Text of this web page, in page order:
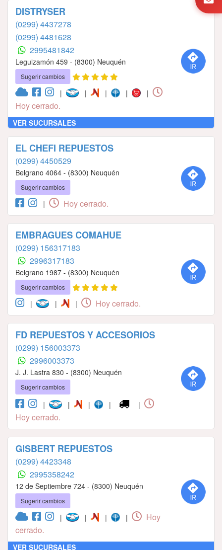
DISTRYSER
(0299) 4437278
(0299) 4481628
2995481842
Leguizamón 459 - (8300) Neuquén
Sugerir cambios
| | | | |
Hoy cerrado.
VER SUCURSALES
EL CHEFI REPUESTOS
(0299) 4450529
Belgrano 4064 - (8300) Neuquén
Sugerir cambios
| Hoy cerrado.
EMBRAGUES COMAHUE
(0299) 156317183
2996317183
Belgrano 1987 - (8300) Neuquén
Sugerir cambios
| | | Hoy cerrado.
FD REPUESTOS Y ACCESORIOS
(0299) 156003373
2996003373
J. J. Lastra 830 - (8300) Neuquén
Sugerir cambios
| | | | |
Hoy cerrado.
GISBERT REPUESTOS
(0299) 4423348
2995358242
12 de Septiembre 724 - (8300) Neuquén
Sugerir cambios
| | | |
Hoy
cerrado.
VER SUCURSALES